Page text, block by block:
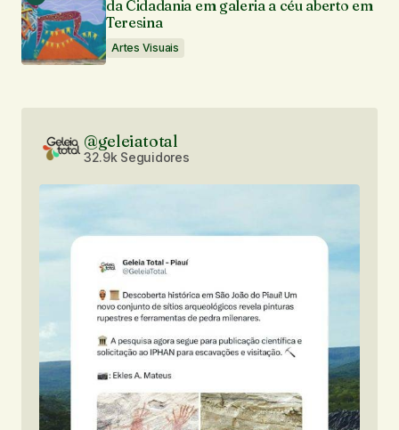
da Cidadania em galeria a céu aberto em
Teresina
Artes Visuais
@geleiatotal
32.9k Seguidores